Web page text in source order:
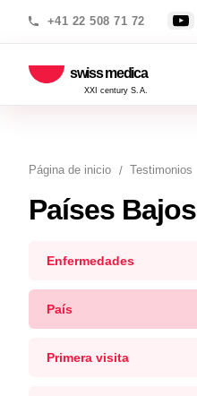
+41 22 508 71 72
swiss medica
XXI century S.A.
Página de inicio Testimonios
Países Bajos
Enfermedades
País
Primera visita